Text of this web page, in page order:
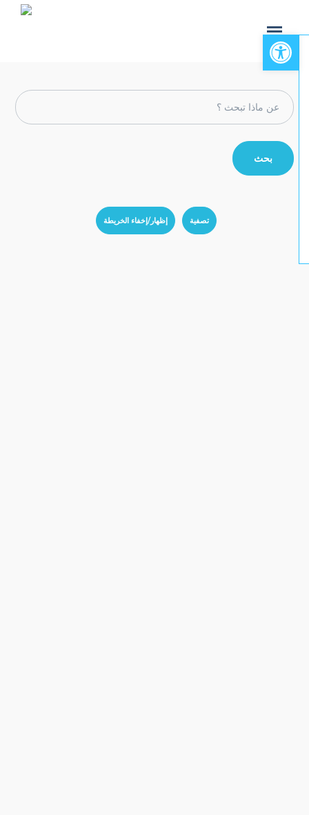
Open toolbar
تصفية إظهار/إخفاء الخريطة